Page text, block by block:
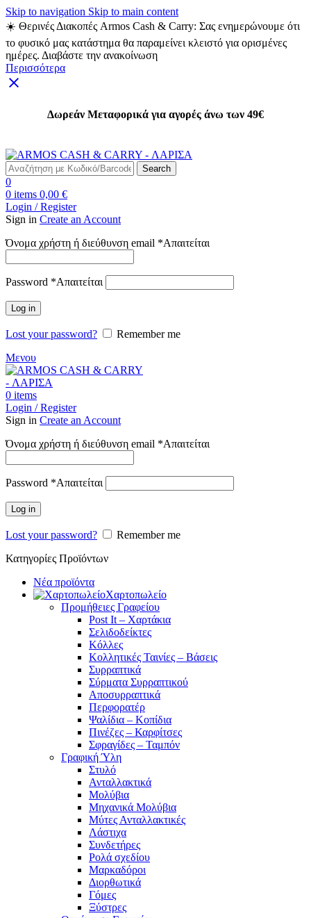
Skip to navigation Skip to main content
☀️ Θερινές Διακοπές Armos Cash & Carry: Σας ενημερώνουμε ότι
το φυσικό μας κατάστημα θα παραμείνει κλειστό για ορισμένες
ημέρες. Διαβάστε την ανακοίνωση
Περισσότερα
Δωρεάν Μεταφορικά για αγορές άνω των 49€
Search
0
0 items 0,00 €
Login / Register
Sign in Create an Account
Όνομα χρήστη ή διεύθυνση email *Απαιτείται
Password *Απαιτείται
Log in
Lost your password?
Remember me
Μενου
0 items
Login / Register
Sign in Create an Account
Όνομα χρήστη ή διεύθυνση email *Απαιτείται
Password *Απαιτείται
Log in
Lost your password?
Remember me
Κατηγορίες Προϊόντων
Νέα προϊόντα
Χαρτοπωλείο
Προμήθειες Γραφείου
Post It – Χαρτάκια
Σελιδοδείκτες
Κόλλες
Κολλητικές Ταινίες – Βάσεις
Συρραπτικά
Σύρματα Συρραπτικού
Αποσυρραπτικά
Περφορατέρ
Ψαλίδια – Κοπίδια
Πινέζες – Καρφίτσες
Σφραγίδες – Ταμπόν
Γραφική Ύλη
Στυλό
Ανταλλακτικά
Μολύβια
Μηχανικά Μολύβια
Μύτες Ανταλλακτικές
Λάστιχα
Συνδετήρες
Ρολά σχεδίου
Μαρκαδόροι
Διορθωτικά
Γόμες
Ξύστρες